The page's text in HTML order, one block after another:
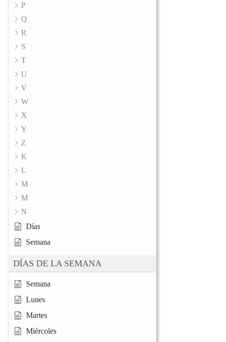
P
Q
R
S
T
U
V
W
X
Y
Z
K
L
M
M
N
Días
Semana
DÍAS DE LA SEMANA
Semana
Lunes
Martes
Miércoles